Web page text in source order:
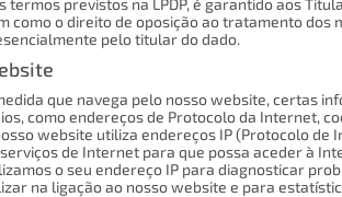
termos previstos na LPDP, é garantido aos
como o direito de oposição ao tratamento
pelo titular do dado.
que navega pelo nosso website, certas
como endereços de Protocolo da Internet,
website utiliza endereços IP (Protocolo
de Internet para que possa aceder à
o seu endereço IP para diagnosticar
na ligação ao nosso website e para